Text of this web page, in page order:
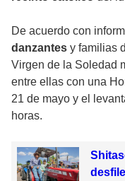
De acuerdo con
danzantes y familias
Virgen de la Soledad
entre ellas con una
21 de mayo y el
horas.